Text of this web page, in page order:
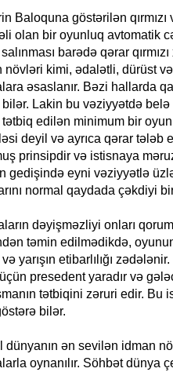
Baloquna göstərilən
olan bir oyunluq avtomatik
barədə qərar
növləri kimi, ədalətli, dürüst
əsaslanır. Bəzi hallarda
Lakin bu vəziyyətdə belə
edilən minimum bir
deyil və ayrıca qərar tələb
prinsipdir və istisnaya
gedişində eyni vəziyyətlə
normal qaydada çəkdiyi
dəyişməzliyi onları
təmin edilmədikdə,
yarışın etibarlılığı
presedent yaradır və
tətbiqini zəruri edir. Bu
bilər.
dünyanın ən sevilən idman
oynanılır. Söhbət dünya